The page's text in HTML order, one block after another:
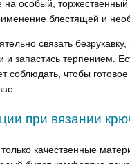
на особый, торжественный
блестящей и
связать безрукавку,
и запастись терпением.
соблюдать, чтобы
при вязании
качественные